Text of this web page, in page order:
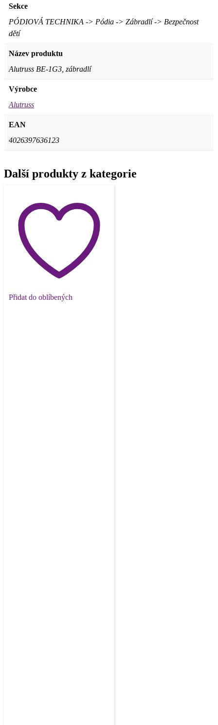
Sekce
PÓDIOVÁ TECHNIKA -> Pódia -> Zábradlí -> Bezpečnost
dětí
Název produktu
Alutruss BE-1G3, zábradlí
Výrobce
Alutruss
EAN
4026397636123
Další produkty z kategorie
Přidat do oblíbených